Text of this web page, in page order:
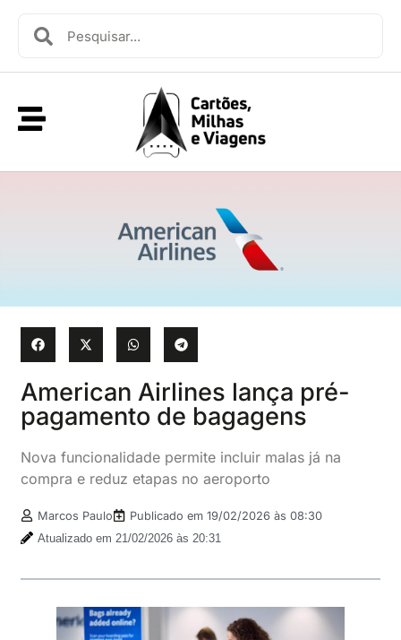
American Airlines lança pré-
pagamento de bagagens
Nova funcionalidade permite incluir malas já na
compra e reduz etapas no aeroporto
Marcos Paulo Publicado em19/02/2026 às 08:30
Atualizado em 21/02/2026 às 20:31